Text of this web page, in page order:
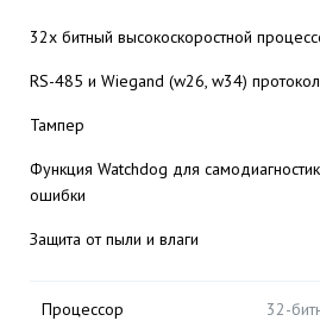
32х битный высокоскоростной
RS-485 и Wiegand (w26, w34)
Тампер
Функция Watchdog для
ошибки
Защита от пыли и влаги
Процессор 32-